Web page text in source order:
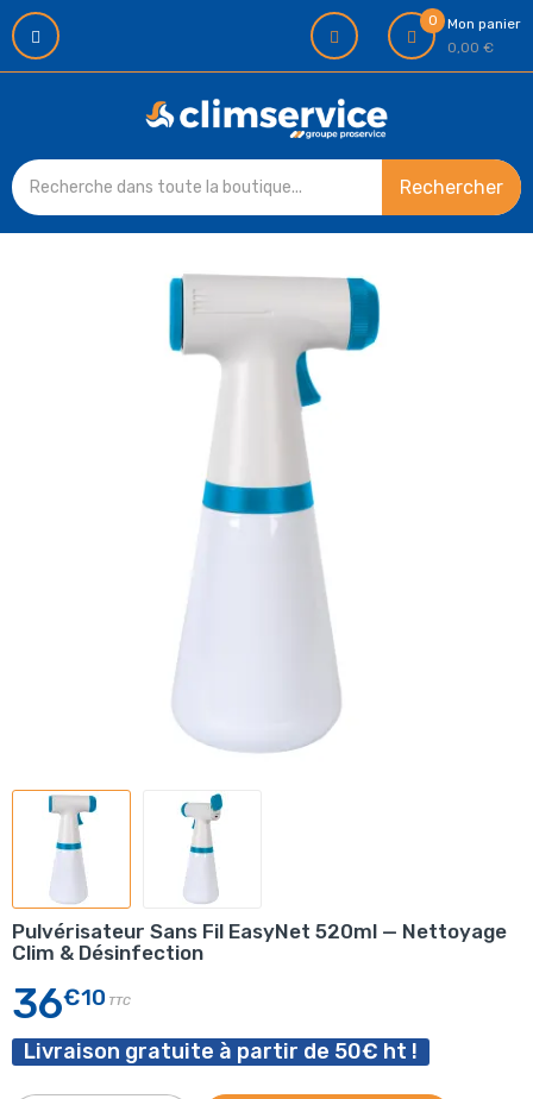
0
Mon panier
0,00 €
Rechercher
Pulvérisateur Sans Fil EasyNet 520ml — Nettoyage
Clim & Désinfection
36€10 TTC
Livraison gratuite à partir de 50€ ht !